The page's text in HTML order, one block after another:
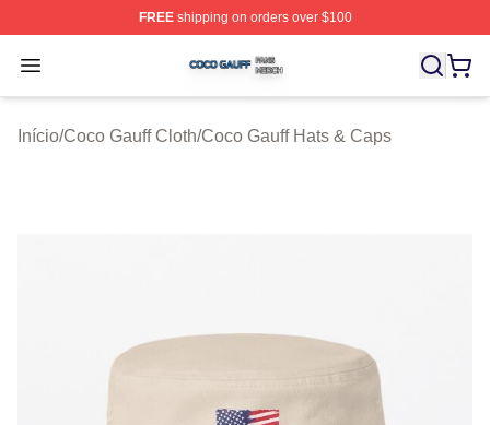
FREEshipping on orders over $100
Open menu
Coco Gauff Shop ⚡️ Officially Licensed Coco Gauff
Início/Coco Gauff Cloth/Coco Gauff Hats & Caps